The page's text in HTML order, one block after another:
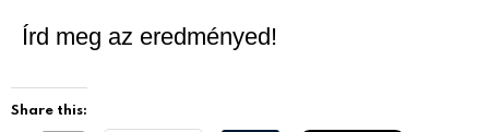
Írd meg az eredményed!
Share this: